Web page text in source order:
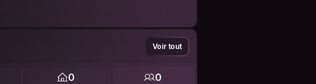
Voir tout
0 0